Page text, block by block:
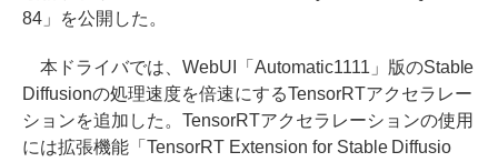
84」を公開した。
本ドライバでは、WebUI「Automatic1111」版のStable
Diffusionの処理速度を倍速にするTensorRTアクセラレー
ションを追加した。TensorRTアクセラレーションの使用
には拡張機能「TensorRT Extension for Stable Diffusio